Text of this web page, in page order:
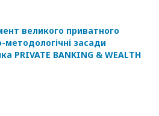
великого приватного
методологічні засади
PRIVATE BANKING & WEALTH